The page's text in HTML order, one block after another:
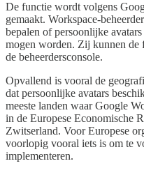
De functie wordt volgens
gemaakt. Workspace-
bepalen of persoonlijke
mogen worden. Zij kunnen de
de beheerdersconsole.
Opvallend is vooral de
dat persoonlijke avatars
meeste landen waar Google
in de Europese Economische
Zwitserland. Voor Europese
voorlopig vooral iets is om te
implementeren.